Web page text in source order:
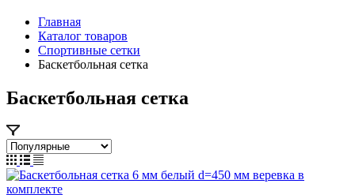
Главная
Каталог товаров
Спортивные сетки
Баскетбольная сетка
Баскетбольная сетка